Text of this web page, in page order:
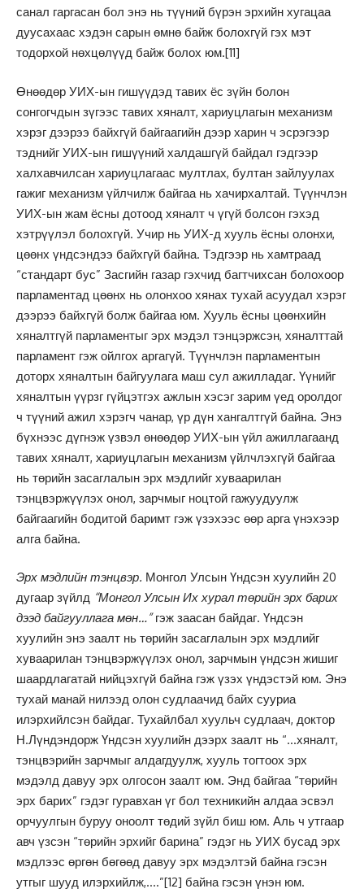
санал гаргасан бол энэ нь түүний бүрэн эрхийн хугацаа
дуусахаас хэдэн сарын өмнө байж болохгүй гэх мэт
тодорхой нөхцөлүүд байж болох юм.[11]
Өнөөдөр УИХ-ын гишүүдэд тавих ёс зүйн болон
сонгогчдын зүгээс тавих хяналт, хариуцлагын механизм
хэрэг дээрээ байхгүй байгаагийн дээр харин ч эсрэгээр
тэднийг УИХ-ын гишүүний халдашгүй байдал гэдгээр
халхавчилсан хариуцлагаас мултлах, бултан зайлуулах
гажиг механизм үйлчилж байгаа нь хачирхалтай. Түүнчлэн
УИХ-ын жам ёсны дотоод хяналт ч үгүй болсон гэхэд
хэтрүүлэл болохгүй. Учир нь УИХ-д хууль ёсны олонхи,
цөөнх үндсэндээ байхгүй байна. Тэдгээр нь хамтраад
“стандарт бус” Засгийн газар гэхчид багтчихсан болохоор
парламентад цөөнх нь олонхоо хянах тухай асуудал хэрэг
дээрээ байхгүй болж байгаа юм. Хууль ёсны цөөнхийн
хяналтгүй парламентыг эрх мэдэл тэнцэржсэн, хяналттай
парламент гэж ойлгох аргагүй. Түүнчлэн парламентын
доторх хяналтын байгуулага маш сул ажилладаг. Үүнийг
хяналтын үүрзг гүйцэтгэх ажлын хэсэг зарим үед оролдог
ч түүний ажил хэрэгч чанар, үр дүн хангалтгүй байна. Энэ
бүхнээс дүгнэж үзвэл өнөөдөр УИХ-ын үйл ажиллагаанд
тавих хяналт, хариуцлагын механизм үйлчлэхгүй байгаа
нь төрийн засаглалын эрх мэдлийг хуваарилан
тэнцвэржүүлэх онол, зарчмыг ноцтой гажуудуулж
байгаагийн бодитой баримт гэж үзэхээс өөр арга үнэхээр
алга байна.
Эрх мэдлийн тэнцвэр. Монгол Улсын Үндсэн хуулийн 20
дугаар зүйлд “Монгол Улсын Их хурал төрийн эрх барих
дээд байгууллага мөн…”гэж заасан байдаг. Үндсэн
хуулийн энэ заалт нь төрийн засаглалын эрх мэдлийг
хуваарилан тэнцвэржүүлэх онол, зарчмын үндсэн жишиг
шаардлагатай нийцэхгүй байна гэж үзэх үндэстэй юм. Энэ
тухай манай нилээд олон судлаачид байх сууриа
илэрхийлсэн байдаг. Тухайлбал хуульч судлаач, доктор
Н.Лүндэндорж Үндсэн хуулийн дээрх заалт нь “…хяналт,
тэнцвэрийн зарчмыг алдагдуулж, хууль тогтоох эрх
мэдэлд давуу эрх олгосон заалт юм. Энд байгаа “төрийн
эрх барих” гэдэг гуравхан үг бол техникийн алдаа эсвэл
орчуулгын буруу оноолт төдий зүйл биш юм. Аль ч утгаар
авч үзсэн “төрийн эрхийг барина” гэдэг нь УИХ бусад эрх
мэдлээс өргөн бөгөөд давуу эрх мэдэлтэй байна гэсэн
утгыг шууд илэрхийлж,….”[12] байна гэсэн үнэн юм.